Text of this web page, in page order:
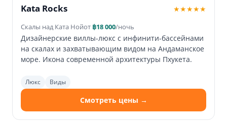
Kata Rocks ★★★★★
Скалы над Ката Нойот ฿18 000/ночь
Дизайнерские виллы-люкс с инфинити-бассейнами
на скалах и захватывающим видом на Андаманское
море. Икона современной архитектуры Пхукета.
Люкс Виды
Смотреть цены →